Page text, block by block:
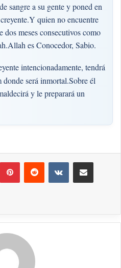
sangre a su gente y poned en
quien no encuentre
dos meses consecutivos como
es Conocedor, Sabio.
intencionadamente, tendrá
será inmortal.Sobre él
y le preparará un
PinterestReddit VKontakteCompartir por correo